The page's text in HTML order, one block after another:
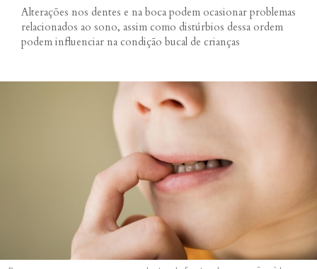
Alterações nos dentes e na boca podem ocasionar problemas
relacionados ao sono, assim como distúrbios dessa ordem
podem influenciar na condição bucal de crianças